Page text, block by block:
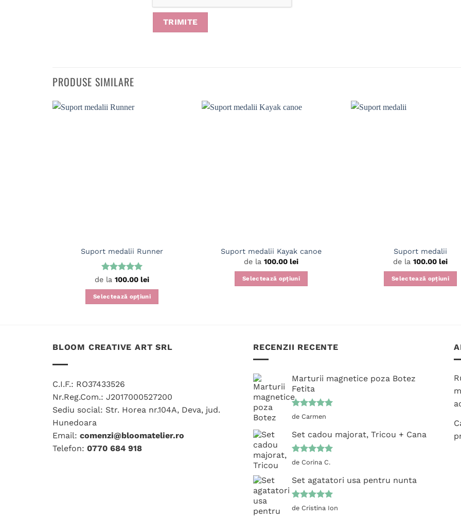
PRODUSE SIMILARE
Suport medalii Runner
Evaluat la
de la 100.00 lei
Selectează opțiuni
mai
Opțiunile
alese
pagina
produsului.
Suport medalii Kayak canoe
de la 100.00 lei
Selectează opțiuni
variații.
fi
alese
în
pagina
produsului.
Suport medalii
de la 100.00 lei
Selectează opțiuni
produsului.
BLOOM CREATIVE ART SRL
C.I.F.: RO37433526
Nr.Reg.Com.: J2017000527200
Sediu social: Str. Horea nr.104A, Deva, jud.
Hunedoara
Email: comenzi@bloomatelier.ro
Telefon: 0770 684 918
RECENZII RECENTE
Marturii magnetice poza Botez
Fetita
Evaluat la
de Carmen
Set cadou majorat, Tricou + Cana
Evaluat la
de Corina C.
Set agatatori usa pentru nunta
Evaluat la
de Cristina Ion